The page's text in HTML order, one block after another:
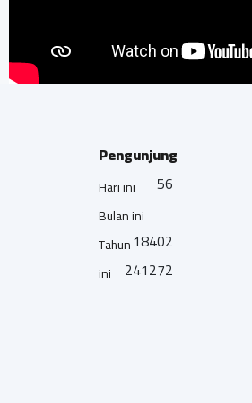
Pengunjung
Hari ini 56
Bulan ini
18402
Tahun
ini
241272